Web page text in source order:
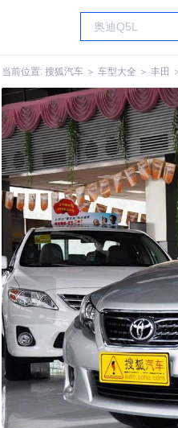
当前位置: 搜狐汽车 ＞ 车型大全 ＞ 丰田